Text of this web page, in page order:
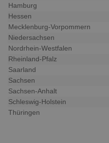
Hamburg
Hessen
Mecklenburg-Vorpommern
Niedersachsen
Nordrhein-Westfalen
Rheinland-Pfalz
Saarland
Sachsen
Sachsen-Anhalt
Schleswig-Holstein
Thüringen